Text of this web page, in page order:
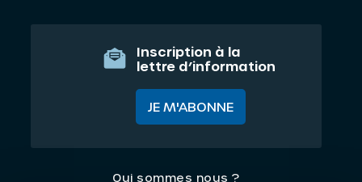
Inscription à la
lettre d’information
JE M'ABONNE
Qui sommes nous ?